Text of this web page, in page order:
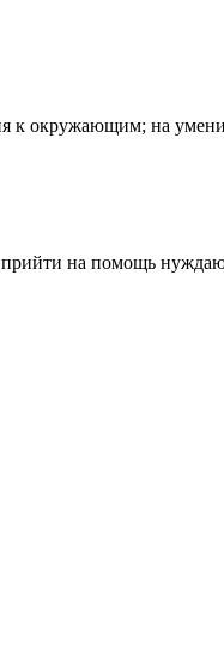
окружающим; на
на помощь